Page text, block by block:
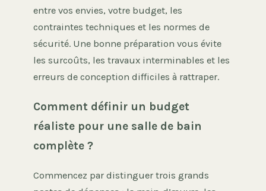
entre vos envies, votre budget, les
contraintes techniques et les normes de
sécurité. Une bonne préparation vous évite
les surcoûts, les travaux interminables et les
erreurs de conception difficiles à rattraper.
Comment définir un budget
réaliste pour une salle de bain
complète ?
Commencez par distinguer trois grands